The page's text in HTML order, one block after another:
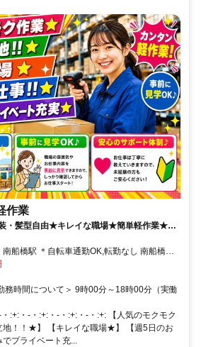
作業
・髪型自由★キレイな職場★簡単軽作業★未
転勤なし 南船橋駅
場駅より徒歩約18分
務時間について＞ 9時00分～18時00分（実働
:+:・-・:+:・-・:+:・-・:+: 【人気のモクモク
！！★】 【キレイな職場★】 【週5日のお
プライベート充...